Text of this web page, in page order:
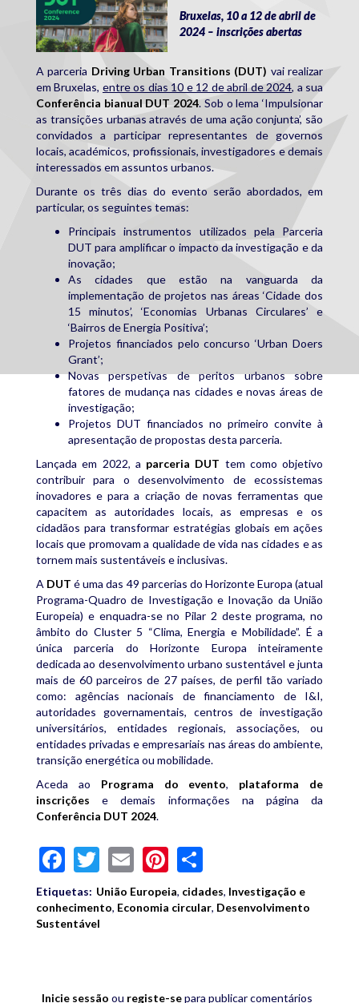
Bruxelas, 10 a 12 de abril de
2024 – inscrições abertas
A parceria Driving Urban Transitions (DUT) vai realizar
em Bruxelas, entre os dias 10 e 12 de abril de 2024, a sua
Conferência bianual DUT 2024. Sob o lema ‘Impulsionar
as transições urbanas através de uma ação conjunta’, são
convidados a participar representantes de governos
locais, académicos, profissionais, investigadores e demais
interessados em assuntos urbanos.
Durante os três dias do evento serão abordados, em
particular, os seguintes temas:
Principais instrumentos utilizados pela Parceria
DUT para amplificar o impacto da investigação e da
inovação;
As cidades que estão na vanguarda da
implementação de projetos nas áreas ‘Cidade dos
15 minutos’, ‘Economias Urbanas Circulares’ e
‘Bairros de Energia Positiva’;
Projetos financiados pelo concurso ‘Urban Doers
Grant’;
Novas perspetivas de peritos urbanos sobre
fatores de mudança nas cidades e novas áreas de
investigação;
Projetos DUT financiados no primeiro convite à
apresentação de propostas desta parceria.
Lançada em 2022, a parceria DUT tem como objetivo
contribuir para o desenvolvimento de ecossistemas
inovadores e para a criação de novas ferramentas que
capacitem as autoridades locais, as empresas e os
cidadãos para transformar estratégias globais em ações
locais que promovam a qualidade de vida nas cidades e as
tornem mais sustentáveis e inclusivas.
A DUT é uma das 49 parcerias do Horizonte Europa (atual
Programa-Quadro de Investigação e Inovação da União
Europeia) e enquadra-se no Pilar 2 deste programa, no
âmbito do Cluster 5 “Clima, Energia e Mobilidade”. É a
única parceria do Horizonte Europa inteiramente
dedicada ao desenvolvimento urbano sustentável e junta
mais de 60 parceiros de 27 países, de perfil tão variado
como: agências nacionais de financiamento de I&I,
autoridades governamentais, centros de investigação
universitários, entidades regionais, associações, ou
entidades privadas e empresariais nas áreas do ambiente,
transição energética ou mobilidade.
Aceda ao Programa do evento, plataforma de
inscrições e demais informações na página da
Conferência DUT 2024.
Facebook
Twitter
EmailPinterest
Etiquetas: União Europeia, cidades, Investigação e
conhecimento, Economia circular, Desenvolvimento
Sustentável
Inicie sessão ou registe-separa publicar comentários